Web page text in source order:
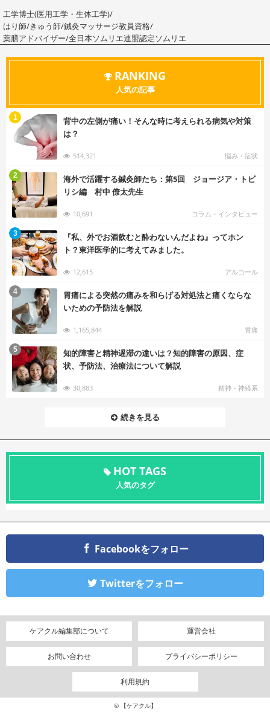
工学博士(医用工学・生体工学)/
はり師/きゅう師/鍼灸マッサージ教員資格/
薬膳アドバイザー/全日本ソムリエ連盟認定ソムリエ
RANKING
人気の記事
背中の左側が痛い！そんな時に考えられる病気や対策
は？
514,321 悩み・症状
1
海外で活躍する鍼灸師たち：第5回 ジョージア・トビ
リシ編 村中 僚太先生
10,691 コラム・インタビュー
2
『私、外でお酒飲むと酔わないんだよね』ってホン
ト？東洋医学的に考えてみました。
12,615 アルコール
3
胃痛による突然の痛みを和らげる対処法と痛くならな
いための予防法を解説
1,165,844 胃痛
4
知的障害と精神遅滞の違いは？知的障害の原因、症
状、予防法、治療法について解説
30,883 精神・神経系
5
続きを見る
HOT TAGS
人気のタグ
Facebookをフォロー
Twitterをフォロー
ケアクル編集部について 運営会社
お問い合わせ プライバシーポリシー
利用規約
© 【ケアクル】